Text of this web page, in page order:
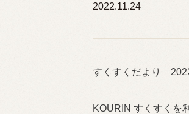
2022.11.24
すくすくだより
KOURIN すくすくを